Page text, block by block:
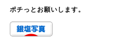
ポチっとお願いします。